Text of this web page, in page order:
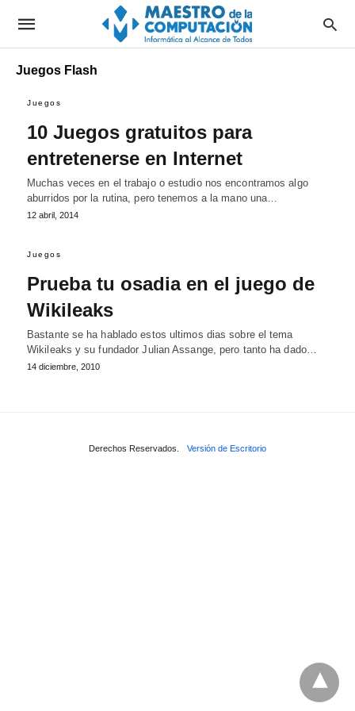
Juegos Flash
Juegos
10 Juegos gratuitos para
entretenerse en Internet
Muchas veces en el trabajo o estudio nos encontramos algo
aburridos por la rutina, pero tenemos a la mano una…
12 abril, 2014
Juegos
Prueba tu osadia en el juego de
Wikileaks
Bastante se ha hablado estos ultimos dias sobre el tema
Wikileaks y su fundador Julian Assange, pero tanto ha dado…
14 diciembre, 2010
Derechos Reservados. Versión de Escritorio